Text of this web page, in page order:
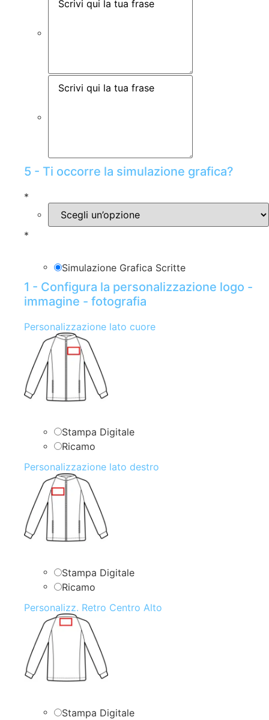
5 - Ti occorre la simulazione grafica?
*
*
Simulazione Grafica Scritte
1 - Configura la personalizzazione logo -
immagine - fotografia
Personalizzazione lato cuore
Stampa Digitale
Ricamo
Personalizzazione lato destro
Stampa Digitale
Ricamo
Personalizz. Retro Centro Alto
Stampa Digitale